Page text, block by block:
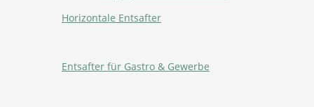
Horizontale Entsafter
Entsafter für Gastro & Gewerbe